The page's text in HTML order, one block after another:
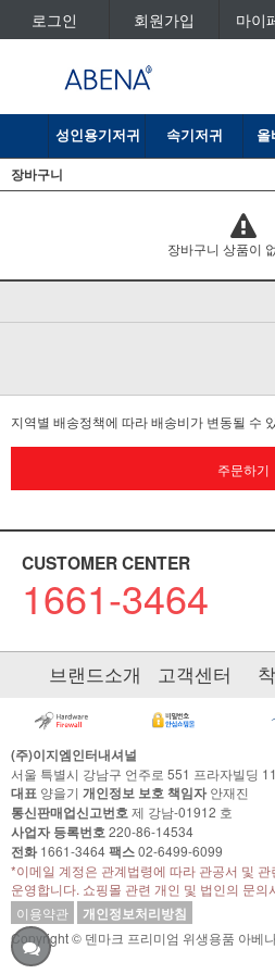
로그인 회원가입 마이
성인용기저귀 속기저귀 올
장바구니
장바구니 상품이
지역별 배송정책에 따라 배송비가 변동될 수
주문하기
CUSTOMER CENTER
1661-3464
브랜드소개 고객센터
(주)이지엠인터내셔널
서울 특별시 강남구 언주로 551 프라자빌딩
대표 양을기 개인정보 보호 책임자안재진
통신판매업신고번호제 강남-01912 호
사업자 등록번호220-86-14534
전화1661-3464팩스02-6499-6099
*이메일 계정은 관계법령에 따라 관공서 및
운영합니다. 쇼핑몰 관련 개인 및 법인의 문
이용약관
개인정보처리방침
Copyright © 덴마크 프리미엄 위생용품 아베